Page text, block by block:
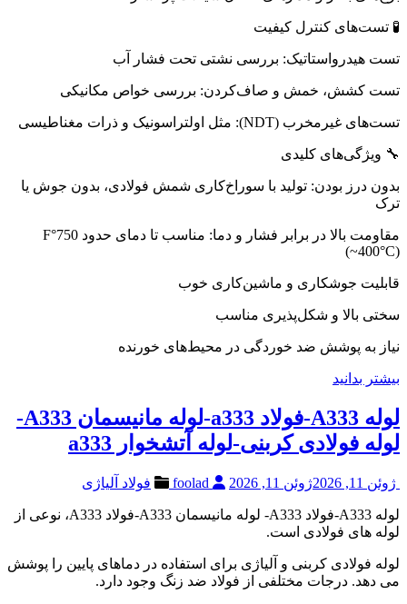
🧪 تست‌های کنترل کیفیت
تست هیدرواستاتیک: بررسی نشتی تحت فشار آب
تست کشش، خمش و صاف‌کردن: بررسی خواص مکانیکی
تست‌های غیرمخرب (NDT): مثل اولتراسونیک و ذرات مغناطیسی
🔧 ویژگی‌های کلیدی
بدون درز بودن: تولید با سوراخ‌کاری شمش فولادی، بدون جوش یا
ترک
مقاومت بالا در برابر فشار و دما: مناسب تا دمای حدود 750°F
(~400°C)
قابلیت جوشکاری و ماشین‌کاری خوب
سختی بالا و شکل‌پذیری مناسب
نیاز به پوشش ضد خوردگی در محیط‌های خورنده
بیشتر بدانید
لوله A333-فولاد a333-لوله مانیسمان A333-
لوله فولادی کربنی-لوله آتشخوار a333
ژوئن 11, 2026 ژوئن 11, 2026 فولاد آلیاژی
لوله A333-فولاد A333- لوله مانیسمان A333-فولاد A333، نوعی از
لوله های فولادی است.
لوله فولادی کربنی و آلیاژی برای استفاده در دماهای پایین را پوشش
می دهد. درجات مختلفی از فولاد ضد زنگ وجود دارد.